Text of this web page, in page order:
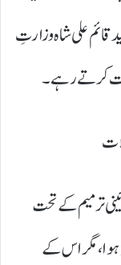
قائم علی شاہ وزارتِ
کرتے رہے۔
دور حکومت میں 18ویں آئینی ترمیم کے تحت
مگر اس کے